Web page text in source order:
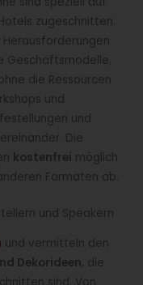
zugeschnitten.
Geschäftsmodelle,
die Ressourcen
und
und
Die
kostenfrei möglich
Formaten ab.
und Speakern
und vermitteln den
Dekorideen, die